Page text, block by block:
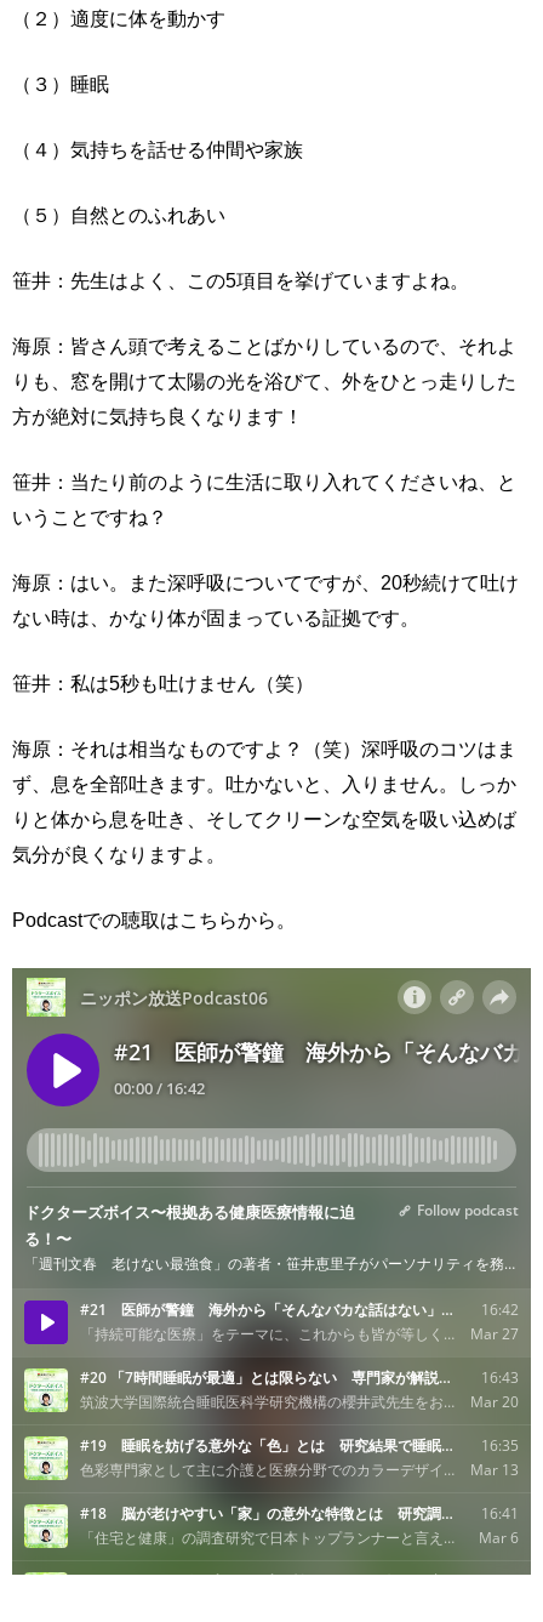
（２）適度に体を動かす
（３）睡眠
（４）気持ちを話せる仲間や家族
（５）自然とのふれあい
笹井：先生はよく、この5項目を挙げていますよね。
海原：皆さん頭で考えることばかりしているので、それよ
りも、窓を開けて太陽の光を浴びて、外をひとっ走りした
方が絶対に気持ち良くなります！
笹井：当たり前のように生活に取り入れてくださいね、と
いうことですね？
海原：はい。また深呼吸についてですが、20秒続けて吐け
ない時は、かなり体が固まっている証拠です。
笹井：私は5秒も吐けません（笑）
海原：それは相当なものですよ？（笑）深呼吸のコツはま
ず、息を全部吐きます。吐かないと、入りません。しっか
りと体から息を吐き、そしてクリーンな空気を吸い込めば
気分が良くなりますよ。
Podcastでの聴取はこちらから。